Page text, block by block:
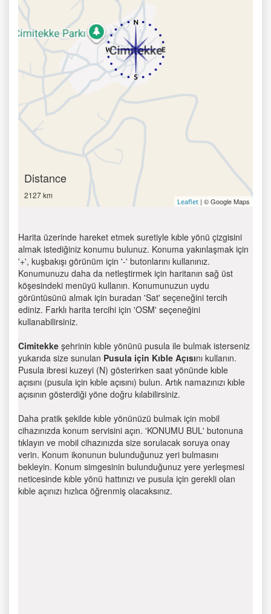
Distance
2127 km
Leaflet | © Google Maps
Harita üzerinde hareket etmek suretiyle kıble yönü çizgisini
almak istediğiniz konumu bulunuz. Konuma yakınlaşmak için
'+', kuşbakışı görünüm için '-' butonlarını kullanınız.
Konumunuzu daha da netleştirmek için haritanın sağ üst
köşesindeki menüyü kullanın. Konumunuzun uydu
görüntüsünü almak için buradan 'Sat' seçeneğini tercih
ediniz. Farklı harita tercihi için 'OSM' seçeneğini
kullanabilirsiniz.
Cimitekke şehrinin kıble yönünü pusula ile bulmak isterseniz
yukarıda size sunulan Pusula için Kıble Açısını kullanın.
Pusula ibresi kuzeyi (N) gösterirken saat yönünde kıble
açısını (pusula için kıble açısını) bulun. Artık namazınızı kıble
açısının gösterdiği yöne doğru kılabilirsiniz.
Daha pratik şekilde kıble yönünüzü bulmak için mobil
cihazınızda konum servisini açın. 'KONUMU BUL' butonuna
tıklayın ve mobil cihazınızda size sorulacak soruya onay
verin. Konum ikonunun bulunduğunuz yeri bulmasını
bekleyin. Konum simgesinin bulunduğunuz yere yerleşmesi
neticesinde kıble yönü hattınızı ve pusula için gerekli olan
kıble açınızı hızlıca öğrenmiş olacaksınız.